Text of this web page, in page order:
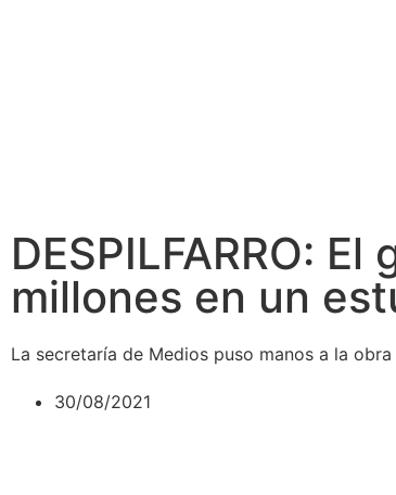
DESPILFARRO:
millones en un
La secretaría de Medios puso manos a la
30/08/2021